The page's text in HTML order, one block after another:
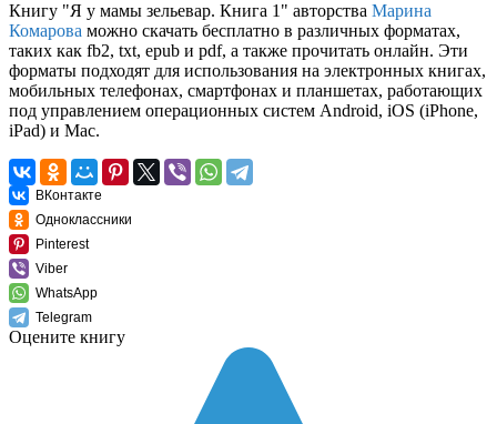
Книгу "Я у мамы зельевар. Книга 1" авторства Марина
Комарова можно скачать бесплатно в различных форматах,
таких как fb2, txt, epub и pdf, а также прочитать онлайн. Эти
форматы подходят для использования на электронных книгах,
мобильных телефонах, смартфонах и планшетах, работающих
под управлением операционных систем Android, iOS (iPhone,
iPad) и Mac.
ВКонтакте
Одноклассники
Pinterest
Viber
WhatsApp
Telegram
Оцените книгу